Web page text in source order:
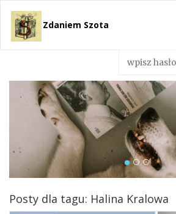
Zdaniem Szota
Posty dla tagu: Halina Kralowa